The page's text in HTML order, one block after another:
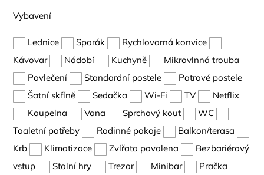
Vybavení
Lednice Sporák
Rychlovarná konvice
Kávovar
Nádobí Kuchyně
Mikrovlnná trouba
Povlečení
Standardní postele
Patrové postele
Šatní skříně
Sedačka Wi-Fi TV
Netflix
Koupelna
Vana Sprchový kout
WC
Toaletní potřeby
Rodinné pokoje
Balkon/terasa
Krb
Klimatizace Zvířata povolena
Bezbariérový
vstup
Stolní hry Trezor Minibar
Pračka